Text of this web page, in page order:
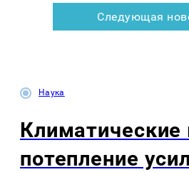
Следующая
Наука
Климатические
потепление